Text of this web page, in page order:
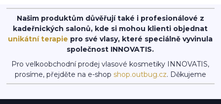
Našim produktům důvěřují také i profesionálové z
kadeřnických salonů, kde si mohou klienti objednat
unikátní terapie pro své vlasy, které speciálně vyvinula
společnost INNOVATIS.
Pro velkoobchodní prodej vlasové kosmetiky INNOVATIS,
prosíme, přejděte na e-shop shop.outbug.cz. Děkujeme